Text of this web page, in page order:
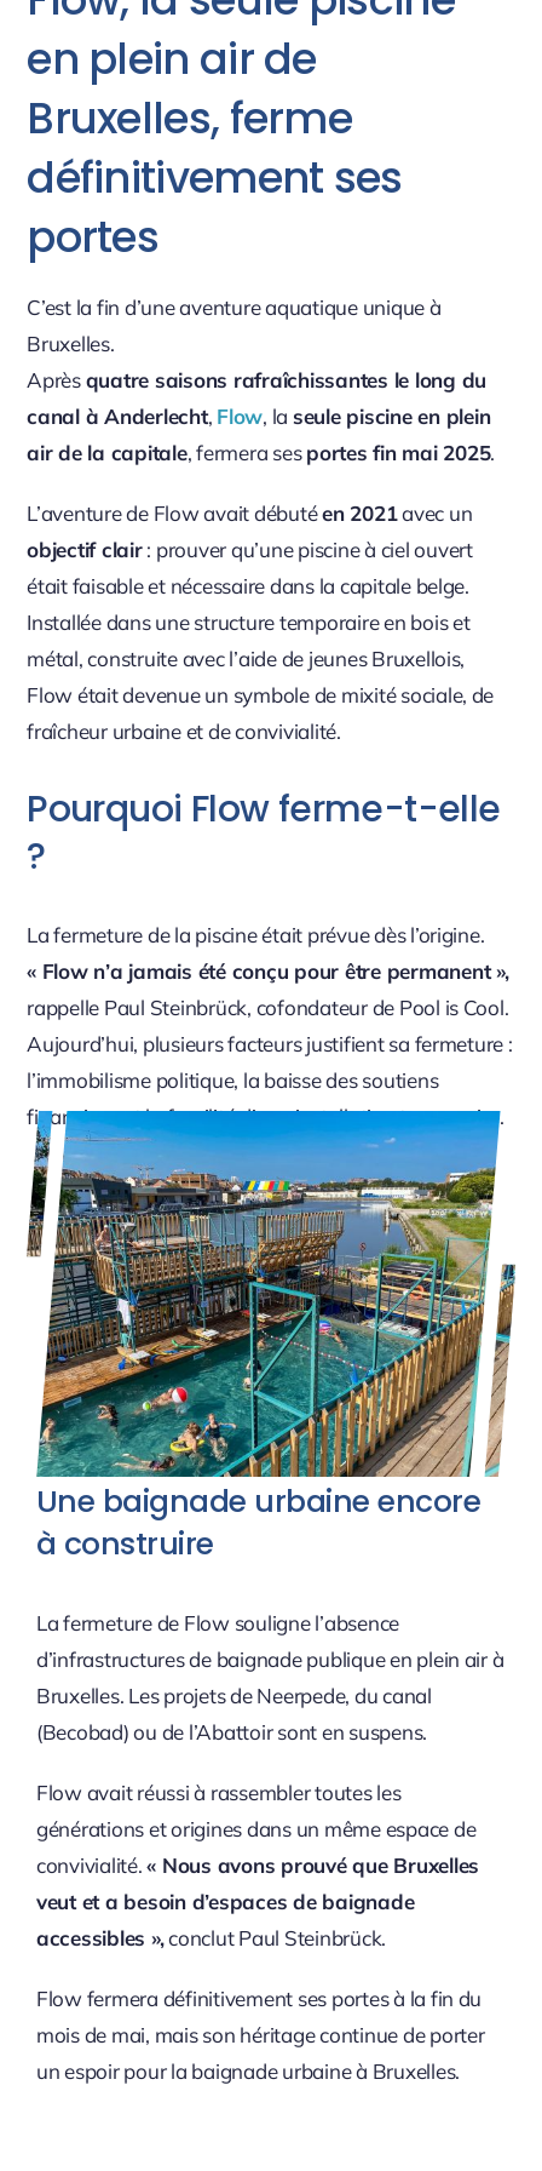
en plein air de
Bruxelles, ferme
définitivement ses
portes
C’est la fin d’une aventure aquatique unique à
Bruxelles.
Aprèsquatre saisons rafraîchissantes le long du
canal à Anderlecht, Flow, la seule piscine en plein
air de la capitale, fermera sesportes fin mai 2025.
L’aventure de Flow avait débutéen 2021avec un
objectif clair: prouver qu’une piscine à ciel ouvert
était faisable et nécessaire dans la capitale belge.
Installée dans une structure temporaire en bois et
métal, construite avec l’aide de jeunes Bruxellois,
Flow était devenue un symbole de mixité sociale, de
fraîcheur urbaine et de convivialité.
Pourquoi Flow ferme-t-elle
?
La fermeture de la piscine était prévue dès l’origine.
« Flow n’a jamais été conçu pour être permanent »,
rappelle Paul Steinbrück, cofondateur de Pool is Cool.
Aujourd’hui, plusieurs facteurs justifient sa fermeture :
l’immobilisme politique, la baisse des soutiens
financiers, et la fragilité d’une installation temporaire.
Une baignade urbaine encore
à construire
La fermeture de Flow souligne l’absence
d’infrastructures de baignade publique en plein air à
Bruxelles. Les projets de Neerpede, du canal
(Becobad) ou de l’Abattoir sont en suspens.
Flow avait réussi à rassembler toutes les
générations et origines dans un même espace de
convivialité.« Nous avons prouvé que Bruxelles
veut et a besoin d’espaces de baignade
accessibles »,conclut Paul Steinbrück.
Flow fermera définitivement ses portes à la fin du
mois de mai, mais son héritage continue de porter
un espoir pour la baignade urbaine à Bruxelles.